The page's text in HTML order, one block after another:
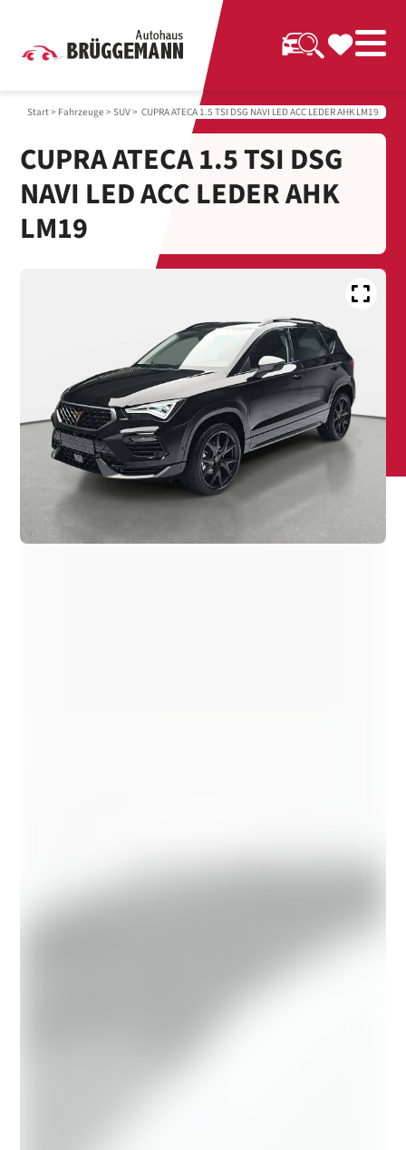
Start> Fahrzeuge > SUV> CUPRA ATECA 1.5 TSI DSG NAVI LED ACC LEDER AHK LM19
CUPRA ATECA 1.5 TSI DSG
NAVI LED ACC LEDER AHK
LM19